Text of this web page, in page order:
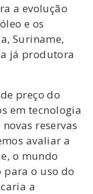
a evolução
e os
Suriname,
já produtora
preço do
em tecnologia
reservas
avaliar a
o mundo
o uso do
a